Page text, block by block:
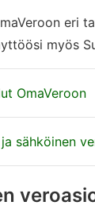
eri
myös
OmaVeroon
sähköinen